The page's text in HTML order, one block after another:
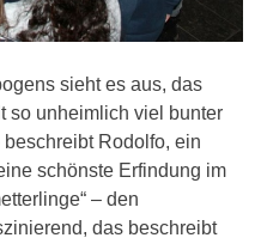
sieht es aus, das
so unheimlich viel bunter
Rodolfo, ein
schönste Erfindung im
– den
das beschreibt